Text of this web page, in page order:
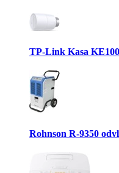
TP-Link Kasa
Rohnson R-9350